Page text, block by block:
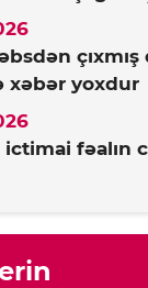
xəbər yoxdur
fəalın